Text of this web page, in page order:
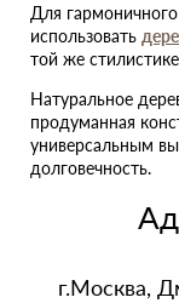
Для
использовать
той же
Натуральное
продуманная
универсальным
долговечность.
г.Москва,